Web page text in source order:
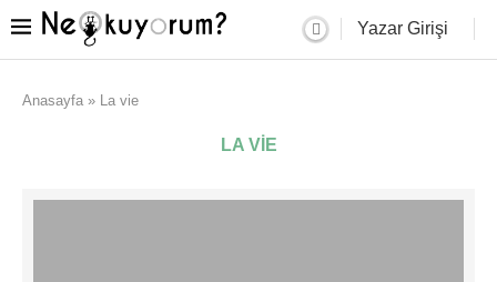
Yazar Girişi
Anasayfa » La vie
LA VIE